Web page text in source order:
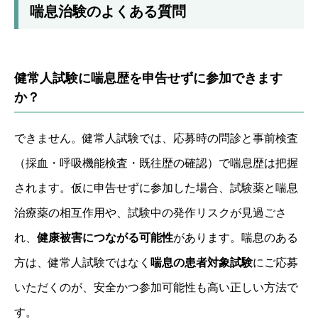
喘息治験のよくある質問
健常人試験に喘息歴を申告せずに参加できます
か？
できません。健常人試験では、応募時の問診と事前検査
（採血・呼吸機能検査・既往歴の確認）で喘息歴は把握
されます。仮に申告せずに参加した場合、試験薬と喘息
治療薬の相互作用や、試験中の発作リスクが見過ごさ
れ、 健康被害につながる可能性があります。喘息のある
方は、健常人試験ではなく 喘息の患者対象試験にご応募
いただくのが、安全かつ参加可能性も高い正しい方法で
す。